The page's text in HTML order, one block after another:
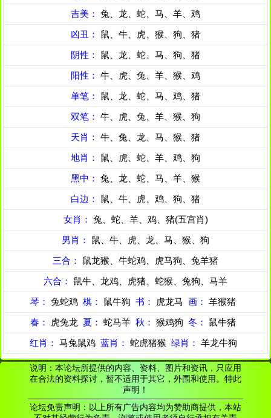
吉美： 兔、龙、蛇、马、羊、鸡
凶丑： 鼠、牛、虎、猴、狗、猪
阴性： 鼠、龙、蛇、马、狗、猪
阳性： 牛、虎、兔、羊、猴、鸡
单笔： 鼠、龙、蛇、马、鸡、猪
双笔： 牛、虎、兔、羊、猴、狗
天肖： 牛、兔、龙、马、猴、猪
地肖： 鼠、虎、蛇、羊、鸡、狗
黑中： 兔、龙、蛇、马、羊、猴
白边： 鼠、牛、虎、鸡、狗、猪
女肖： 兔、蛇、羊、鸡、猪(五宫肖)
男肖： 鼠、牛、虎、龙、马、猴、狗
三合： 鼠龙猴、牛蛇鸡、虎马狗、兔羊猪
六合： 鼠牛、龙鸡、虎猪、蛇猴、兔狗、马羊
琴： 兔蛇鸡 棋： 鼠牛狗 书： 虎龙马 画： 羊猴猪
春：
虎兔龙 夏： 蛇马羊 秋： 猴鸡狗 冬： 鼠牛猪
红肖： 马兔鼠鸡 蓝肖： 蛇虎猪猴 绿肖： 羊龙牛狗
说明：本论坛所提供的内容、资料、图片和资讯，只应用
在合法的资料探讨，暂不适用于其它，外围和使用。特此
声明！
论坛免责声明：以上所有广告内容均为赞助商提供，本站